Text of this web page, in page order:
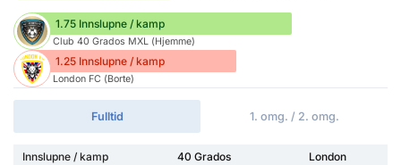
1.75 Innslupne / kamp
Club 40 Grados MXL (Hjemme)
1.25 Innslupne / kamp
London FC (Borte)
Fulltid 1. omg. / 2. omg.
Innslupne / kamp 40 Grados
London